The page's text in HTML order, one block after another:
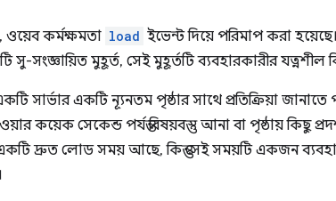
ওয়েব কর্মক্ষমতা load ইভেন্ট দিয়ে পরিমাপ করা
সু-সংজ্ঞায়িত মুহূর্ত, সেই মুহূর্তটি ব্যবহারকারীর যত্নশীল
সার্ভার একটি ন্যূনতম পৃষ্ঠার সাথে প্রতিক্রিয়া জানাতে
কয়েক সেকেন্ড পর্যন্ত বিষয়বস্তু আনা বা পৃষ্ঠায় কিছু
একটি দ্রুত লোড সময় আছে, কিন্তু সেই সময়টি একজন